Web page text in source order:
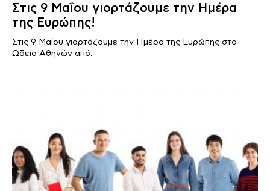
Στις 9 Μαΐου γιορτάζουμε την Ημέρα
της Ευρώπης!
Στις 9 Μαΐου γιορτάζουμε την Ημέρα της Ευρώπης στο
Ωδείο Αθηνών από..